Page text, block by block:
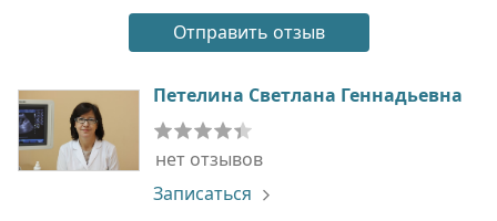
Петелина Светлана Геннадьевна
нет отзывов
Записаться